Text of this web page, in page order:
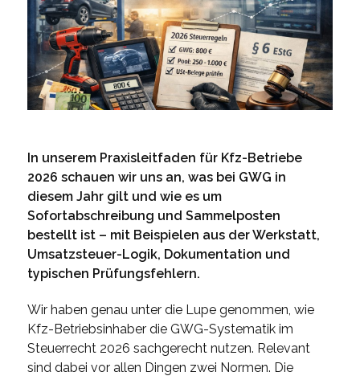
In unserem Praxisleitfaden für Kfz-Betriebe
2026 schauen wir uns an, was bei GWG in
diesem Jahr gilt und wie es um
Sofortabschreibung und Sammelposten
bestellt ist – mit Beispielen aus der Werkstatt,
Umsatzsteuer-Logik, Dokumentation und
typischen Prüfungsfehlern.
Wir haben genau unter die Lupe genommen, wie
Kfz-Betriebsinhaber die GWG-Systematik im
Steuerrecht 2026 sachgerecht nutzen. Relevant
sind dabei vor allen Dingen zwei Normen. Die